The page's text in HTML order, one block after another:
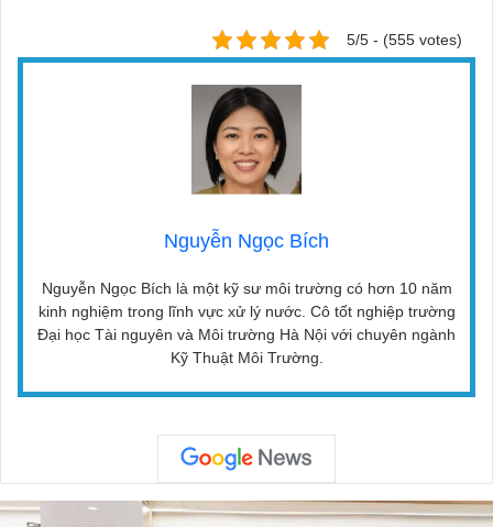
5/5 - (555 votes)
Nguyễn Ngọc Bích
Nguyễn Ngọc Bích là một kỹ sư môi trường có hơn 10 năm
kinh nghiệm trong lĩnh vực xử lý nước. Cô tốt nghiệp trường
Đại học Tài nguyên và Môi trường Hà Nội với chuyên ngành
Kỹ Thuật Môi Trường.